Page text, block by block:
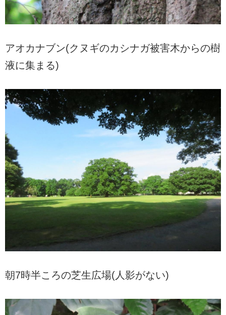
アオカナブン(クヌギのカシナガ被害木からの樹
液に集まる)
朝7時半ころの芝生広場(人影がない)